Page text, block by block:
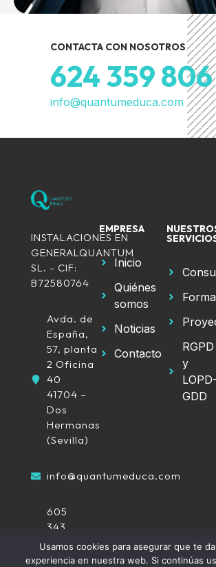
CONTACTA CON NOSOTROS
624 359 806
info@quantumeduca.com
INSTALACIONES EN
GENERALQUANTUM
SL. - CIF:
B72580764
Avda. de
España,
57, planta
2 Oficina
40
41704 –
Dos
Hermanas
(Sevilla)
info@quantumeduca.com
605
343
616
/
EMPRESA
Inicio
Quiénes
somos
Noticias
Contacto
RGPD
y
LOPD-
GDD
Usamos cookies para asegurar que te
experiencia en nuestra web. Si continúas